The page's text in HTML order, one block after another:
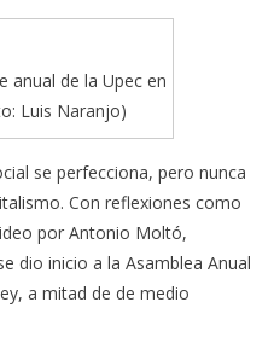
anual de la Upec en
Luis Naranjo)
se perfecciona, pero nunca
Con reflexiones como
por Antonio Moltó,
dio inicio a la Asamblea Anual
a mitad de de medio